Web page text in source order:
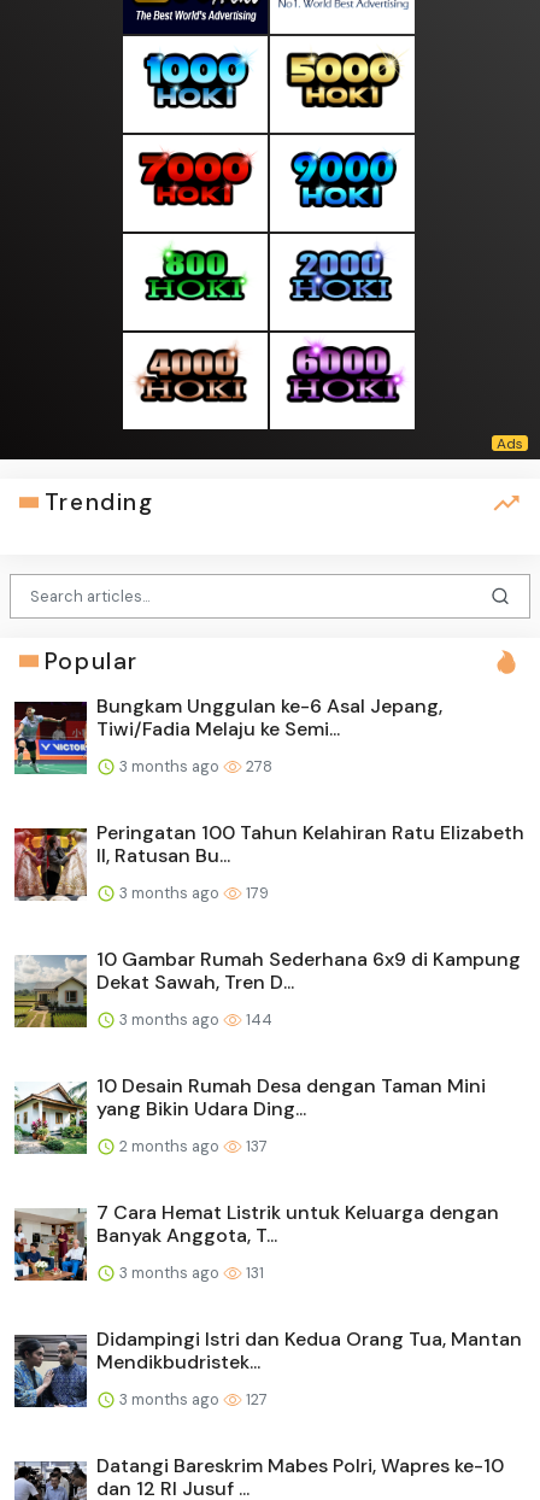
Trending
Popular
Bungkam Unggulan ke-6 Asal Jepang,
Tiwi/Fadia Melaju ke Semi...
3 months ago 278
Peringatan 100 Tahun Kelahiran Ratu Elizabeth
II, Ratusan Bu...
3 months ago 179
10 Gambar Rumah Sederhana 6x9 di Kampung
Dekat Sawah, Tren D...
3 months ago 144
10 Desain Rumah Desa dengan Taman Mini
yang Bikin Udara Ding...
2 months ago 137
7 Cara Hemat Listrik untuk Keluarga dengan
Banyak Anggota, T...
3 months ago 131
Didampingi Istri dan Kedua Orang Tua, Mantan
Mendikbudristek...
3 months ago 127
Datangi Bareskrim Mabes Polri, Wapres ke-10
dan 12 RI Jusuf ...